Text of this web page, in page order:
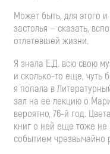
Может быть, для этого
застолья — сказать,
отлетевшей жизни.
Я знала Е.Д. всю свою
и сколько-то еще, чуть
я попала в
зал на ее лекцию о
вероятно, 76-й год.
книг о ней еще тоже не
событием чрезвычайно